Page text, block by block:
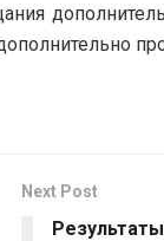
Next Post